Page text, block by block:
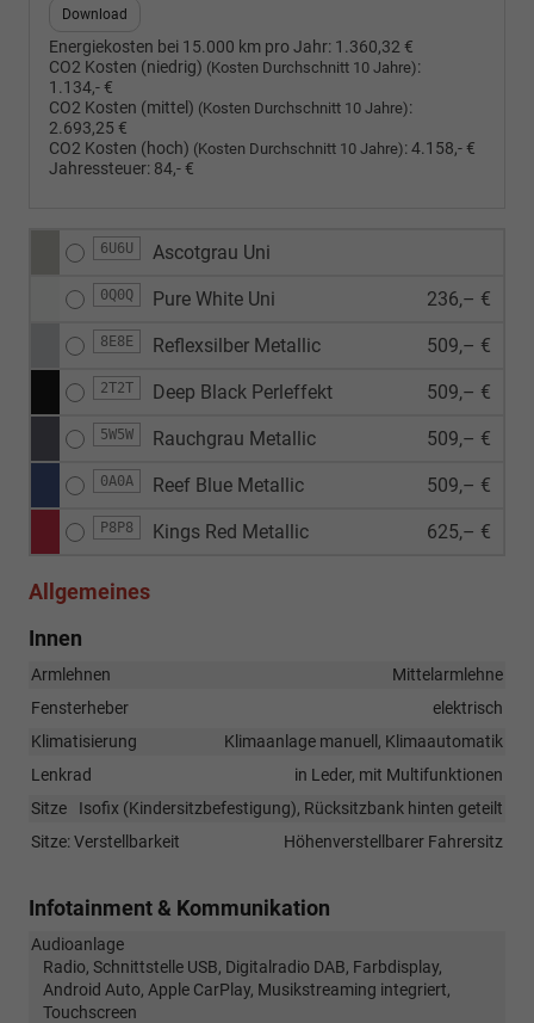
Download
Energiekosten bei 15.000 km pro Jahr: 1.360,32 €
CO2 Kosten (niedrig) (Kosten Durchschnitt 10 Jahre):
1.134,- €
CO2 Kosten (mittel) (Kosten Durchschnitt 10 Jahre):
2.693,25 €
CO2 Kosten (hoch) (Kosten Durchschnitt 10 Jahre):4.158,- €
Jahressteuer: 84,- €
6U6U Ascotgrau Uni
0Q0Q Pure White Uni 236,– €
8E8E Reflexsilber Metallic 509,– €
2T2T Deep Black Perleffekt 509,– €
5W5W Rauchgrau Metallic 509,– €
0A0A Reef Blue Metallic 509,– €
P8P8 Kings Red Metallic 625,– €
Allgemeines
Innen
Armlehnen
Mittelarmlehne
Fensterheber
elektrisch
Klimatisierung
Klimaanlage manuell, Klimaautomatik
Lenkrad
in Leder, mit Multifunktionen
Sitze
Isofix (Kindersitzbefestigung), Rücksitzbank hinten geteilt
Sitze: Verstellbarkeit
Höhenverstellbarer Fahrersitz
Infotainment & Kommunikation
Audioanlage
Radio, Schnittstelle USB, Digitalradio DAB, Farbdisplay,
Android Auto, Apple CarPlay, Musikstreaming integriert,
Touchscreen